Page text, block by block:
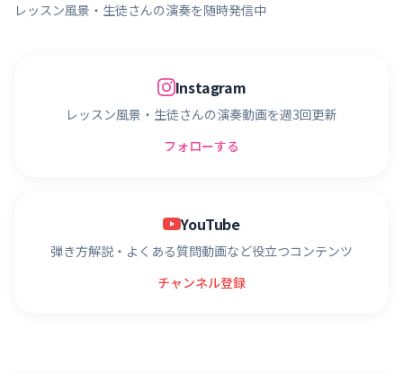
レッスン風景・生徒さんの演奏を随時発信中
Instagram
レッスン風景・生徒さんの演奏動画を週3回更新
フォローする
YouTube
弾き方解説・よくある質問動画など役立つコンテンツ
チャンネル登録